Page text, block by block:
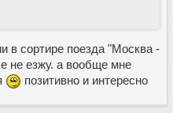
в сортире поезда "Москва -
не езжу. а вообще мне
позитивно и интересно